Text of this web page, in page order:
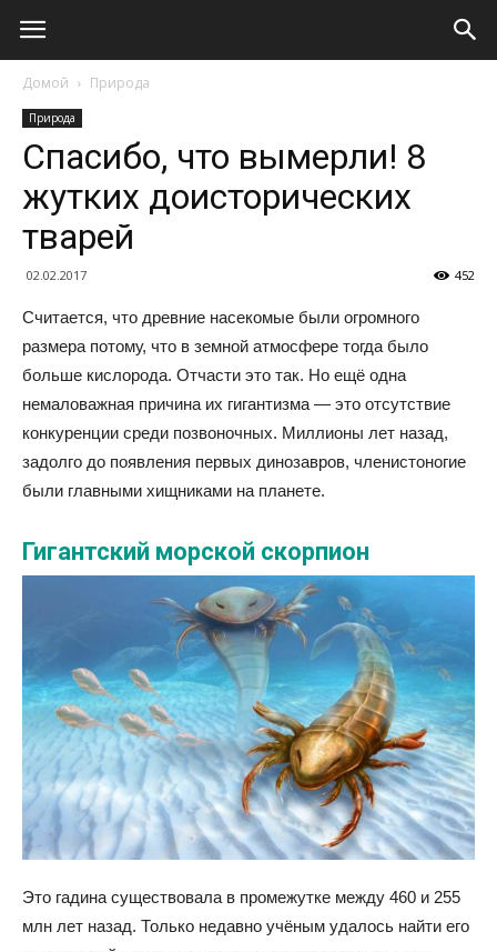
Домой Природа
Природа
Спасибо, что вымерли! 8
жутких доисторических
тварей
02.02.2017 452
Считается, что древние насекомые были огромного
размера потому, что в земной атмосфере тогда было
больше кислорода. Отчасти это так. Но ещё одна
немаловажная причина их гигантизма — это отсутствие
конкуренции среди позвоночных. Миллионы лет назад,
задолго до появления первых динозавров, членистоногие
были главными хищниками на планете.
Гигантский морской скорпион
Это гадина существовала в промежутке между 460 и 255
млн лет назад. Только недавно учёным удалось найти его